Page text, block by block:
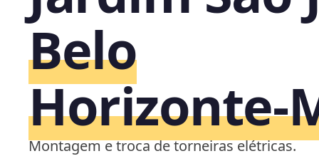
Belo
Montagem e troca de torneiras elétricas.